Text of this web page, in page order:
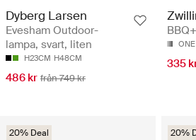
Dyberg Larsen
Evesham Outdoor-
lampa, svart, liten
H23CM H48CM
486 kr från 749 kr
335
20% Deal 20%